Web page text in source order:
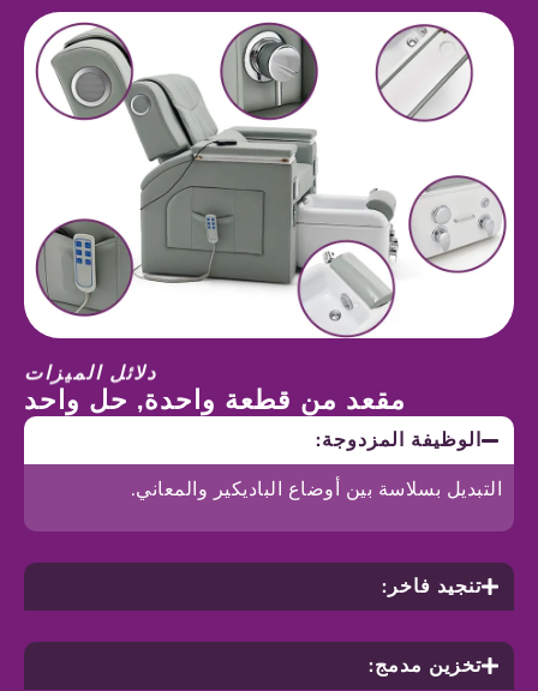
دلائل الميزات
مقعد من قطعة واحدة, حل واحد
الوظيفة المزدوجة:
التبديل بسلاسة بين أوضاع الباديكير والمعاني.
تنجيد فاخر:
تخزين مدمج: